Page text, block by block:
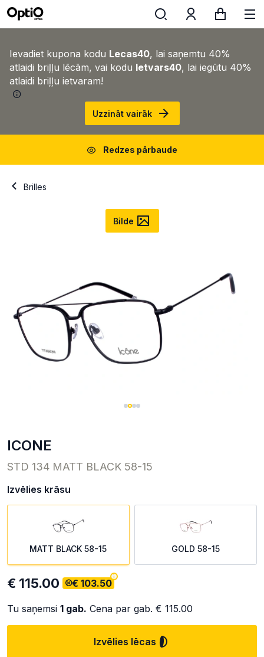
Ievadiet kupona kodu Lecas40, lai saņemtu 40%
atlaidi briļļu lēcām, vai kodu Ietvars40, lai iegūtu 40%
atlaidi briļļu ietvaram!
Uzzināt vairāk
Redzes pārbaude
Brilles
Bilde
ICONE
STD 134 MATT BLACK 58-15
Izvēlies krāsu
MATT BLACK 58-15 GOLD 58-15
€ 115.00 € 103.50
Tu saņemsi 1 gab. Cena par gab. € 115.00
Izvēlies lēcas